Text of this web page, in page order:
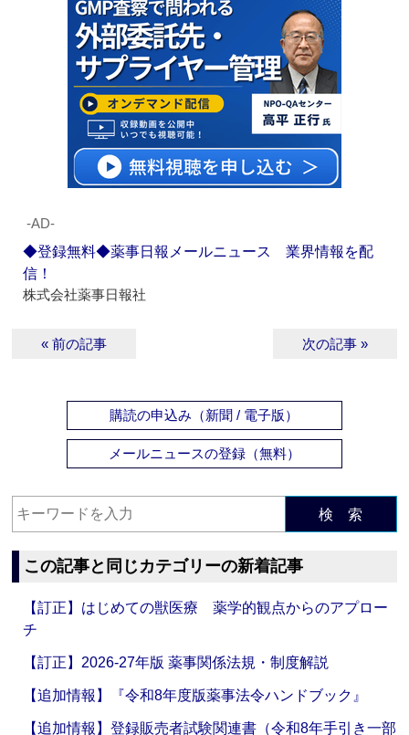
‐AD‐
◆登録無料◆薬事日報メールニュース 業界情報を配
信！
株式会社薬事日報社
« 前の記事 次の記事 »
購読の申込み（新聞 / 電子版）
メールニュースの登録（無料）
検 索
この記事と同じカテゴリーの新着記事
【訂正】はじめての獣医療 薬学的観点からのアプロー
チ
【訂正】2026-27年版 薬事関係法規・制度解説
【追加情報】『令和8年度版薬事法令ハンドブック』
【追加情報】登録販売者試験関連書（令和8年手引き一部